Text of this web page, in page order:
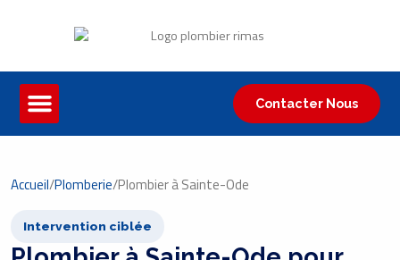
Contacter Nous
Accueil/Plomberie/Plombier à Sainte-Ode
Intervention ciblée